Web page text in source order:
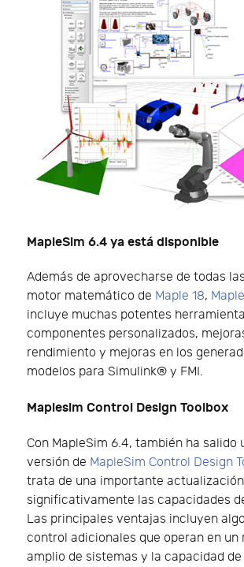
MapleSim 6.4 ya está disponible
Además de aprovecharse de todas
motor matemático de Maple 18,
incluye muchas potentes
componentes personalizados,
rendimiento y mejoras en los
modelos para Simulink® y FMI.
Maplesim Control Design Toolbox
Con MapleSim 6.4, también ha salido
versión de MapleSim Control Design
trata de una importante
significativamente las capacidades
Las principales ventajas incluyen
control adicionales que operan en un
amplio de sistemas y la capacidad